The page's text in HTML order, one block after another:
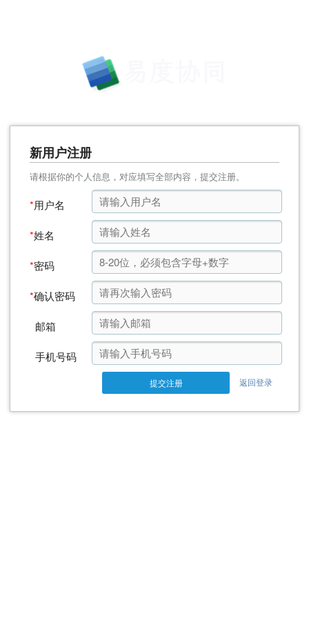
新用户注册
请根据你的个人信息，对应填写全部内容，提交注册。
*用户名
*姓名
*密码
*确认密码
邮箱
手机号码
提交注册 返回登录